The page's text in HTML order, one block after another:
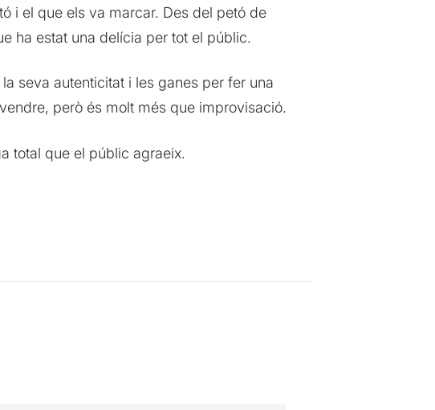
i el que els va marcar. Des del petó de
ha estat una delícia per tot el públic.
seva autenticitat i les ganes per fer una
però és molt més que improvisació.
total que el públic agraeix.